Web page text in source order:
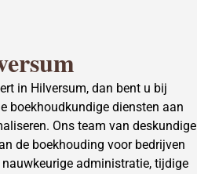
in Hilversum, dan bent u bij
boekhoudkundige diensten aan
Ons team van deskundige
de boekhouding voor bedrijven
administratie, tijdige